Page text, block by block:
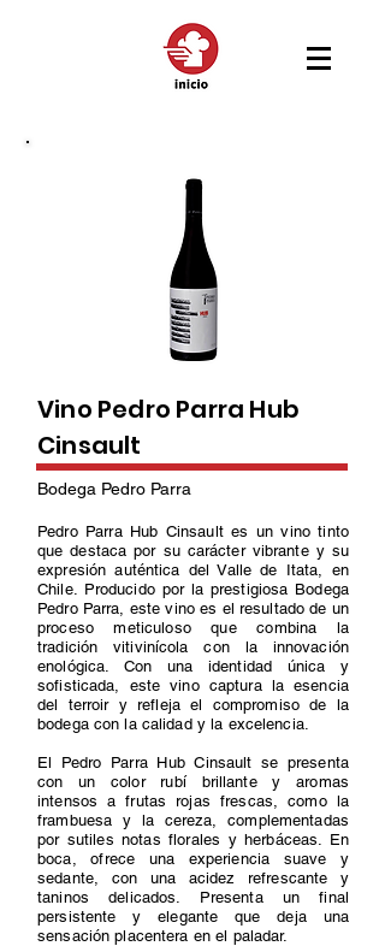
Vino Pedro Parra Hub
Cinsault
Bodega Pedro Parra
Pedro Parra Hub Cinsault es un vino tinto
que destaca por su carácter vibrante y su
expresión auténtica del Valle de Itata, en
Chile. Producido por la prestigiosa Bodega
Pedro Parra, este vino es el resultado de un
proceso meticuloso que combina la
tradición vitivinícola con la innovación
enológica. Con una identidad única y
sofisticada, este vino captura la esencia
del terroir y refleja el compromiso de la
bodega con la calidad y la excelencia.
El Pedro Parra Hub Cinsault se presenta
con un color rubí brillante y aromas
intensos a frutas rojas frescas, como la
frambuesa y la cereza, complementadas
por sutiles notas florales y herbáceas. En
boca, ofrece una experiencia suave y
sedante, con una acidez refrescante y
taninos delicados. Presenta un final
persistente y elegante que deja una
sensación placentera en el paladar.